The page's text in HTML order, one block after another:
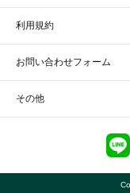
利用規約
お問い合わせフォーム
その他